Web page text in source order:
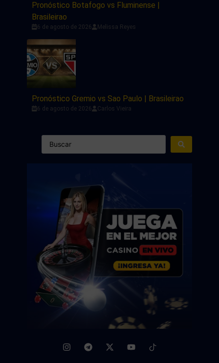
Pronóstico Botafogo vs Fluminense |
Brasileirao
6 de agosto de 2026 Melissa Reyes
Pronóstico Gremio vs Sao Paulo | Brasileirao
6 de agosto de 2026 Carlos Vieira